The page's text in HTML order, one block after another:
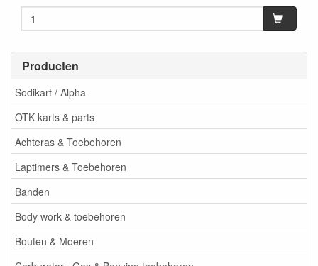
Producten
Sodikart / Alpha
OTK karts & parts
Achteras & Toebehoren
Laptimers & Toebehoren
Banden
Body work & toebehoren
Bouten & Moeren